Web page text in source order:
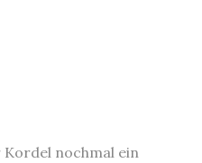
nochmal ein